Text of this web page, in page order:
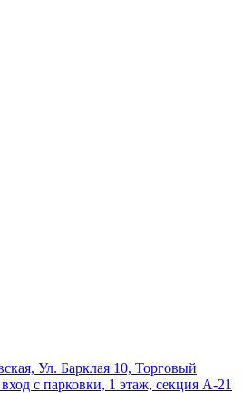
Ул. Барклая 10, Торговый
с парковки, 1 этаж, секция А-21